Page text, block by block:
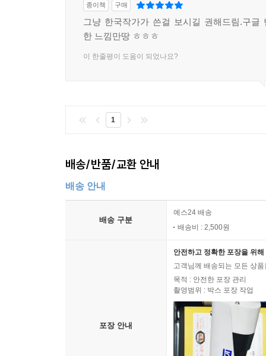
종이책 구매
그냥 한국작가가 쓴걸 보시길 권해드림.구글
한 느낌만땅 ㅎㅎㅎ
이 한줄평이 도움이 되었나요?
1
배송/반품/교환 안내
배송 안내
배송 구분
예스24 배송
배송비 : 2,500원
포장 안내
안전하고 정확한 포장을 위
고객님께 배송되는 모든 상
목적 : 안전한 포장 관리
촬영범위 : 박스 포장 작업